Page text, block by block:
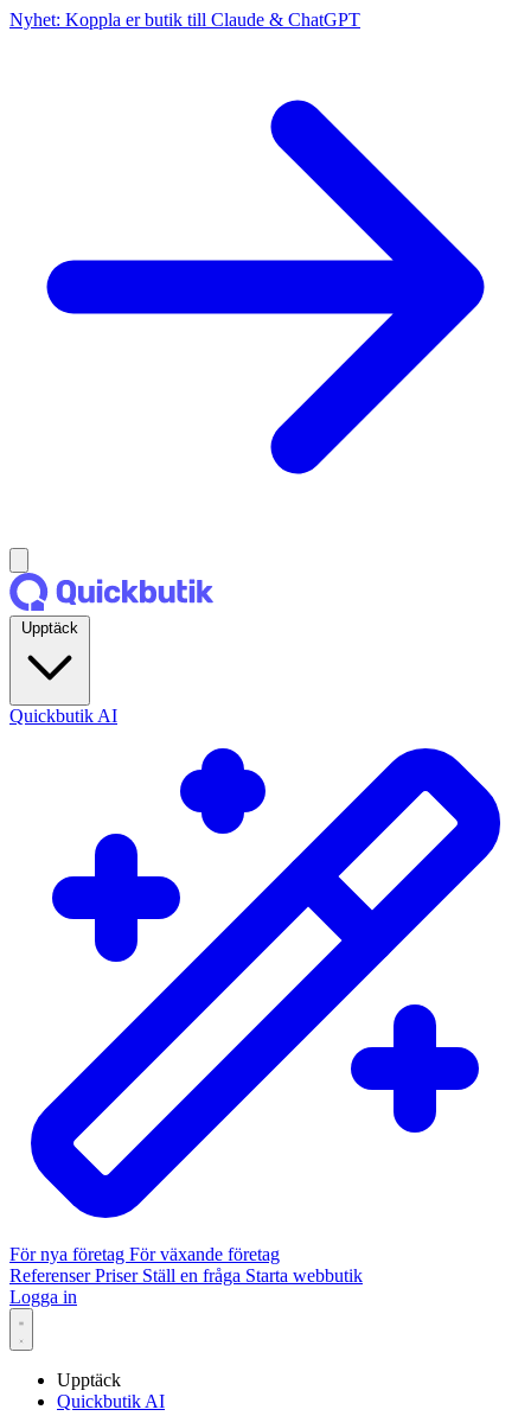
Nyhet: Koppla er butik till Claude & ChatGPT
Quickbutik AI
För nya företag För växande företag
ReferenserPriser Ställ en fråga Starta webbutik
Logga in
Upptäck
Quickbutik AI